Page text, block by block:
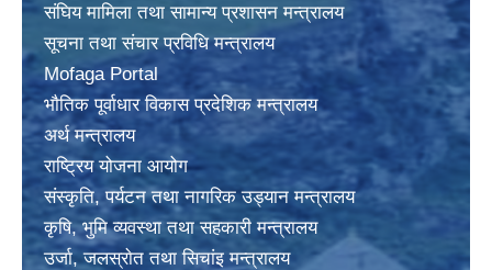
संघिय मामिला तथा सामान्य प्रशासन मन्त्रालय
सूचना तथा संचार प्रविधि मन्त्रालय
Mofaga Portal
भाैतिक पूर्वाधार विकास प्रदेशिक मन्त्रालय
अर्थ मन्त्रालय
राष्ट्रिय योजना आयोग
संस्कृति, पर्यटन तथा नागरिक उड्यान मन्त्रालय
कृषि, भुमि व्यवस्था तथा सहकारी मन्त्रालय
उर्जा, जलस्राेत तथा सिचांइ मन्त्रालय